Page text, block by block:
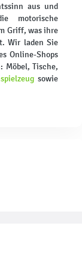
aus und
motorische
Griff, was ihre
Wir laden Sie
Online-Shops
Möbel, Tische,
sowie